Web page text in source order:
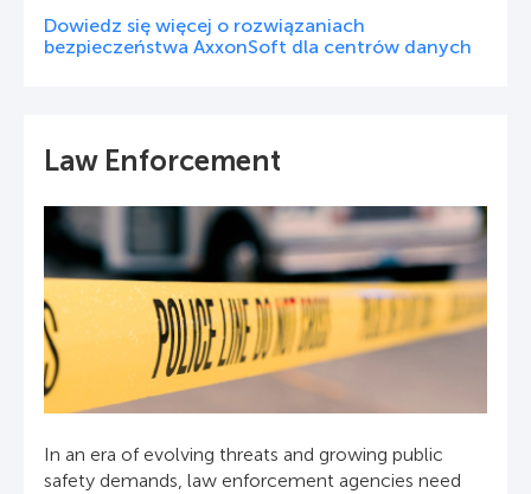
Dowiedz się więcej o rozwiązaniach
bezpieczeństwa AxxonSoft dla centrów danych
Law Enforcement
In an era of evolving threats and growing public
safety demands, law enforcement agencies need